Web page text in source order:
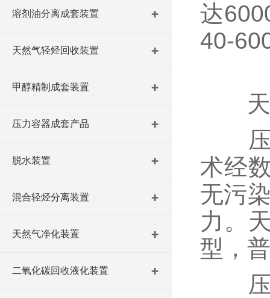
溶剂油分离成套装置
天然气轻烃回收装置
甲醇精制成套装置
压力容器成套产品
脱水装置
混合轻烃分离装置
天然气净化装置
二氧化碳回收液化装置
达
40-
天
压
术经
无污
力。
型，
压